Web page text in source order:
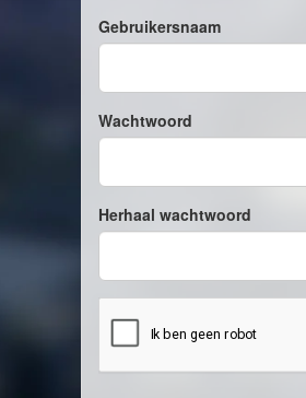
Gebruikersnaam
Wachtwoord
Herhaal wachtwoord